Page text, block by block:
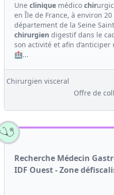
Une clinique médico chir
en Île de France, à environ
département de la Seine
chirurgien digestif dans le
son activité et afin
🏥...
Chirurgien visceral
Offre de
Recherche Médecin
IDF Ouest - Zone